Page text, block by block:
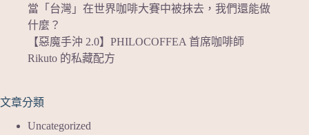
當「台灣」在世界咖啡大賽中被抹去，我們還能做
什麼？
【惡魔手沖 2.0】PHILOCOFFEA 首席咖啡師
Rikuto 的私藏配方
文章分類
Uncategorized